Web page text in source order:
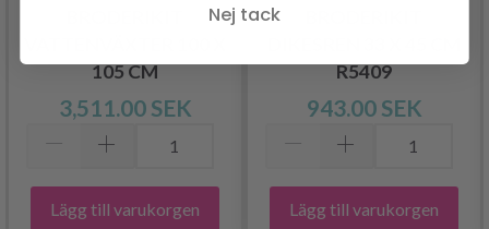
105 CM
3,511.00 SEK
Lägg till varukorgen
R5409
943.00 SEK
Lägg till varukorgen
Nej tack